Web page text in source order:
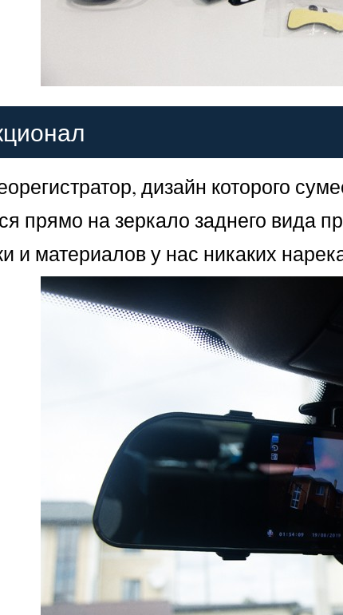
дизайн которого
прямо на зеркало заднего
и материалов у нас никаких